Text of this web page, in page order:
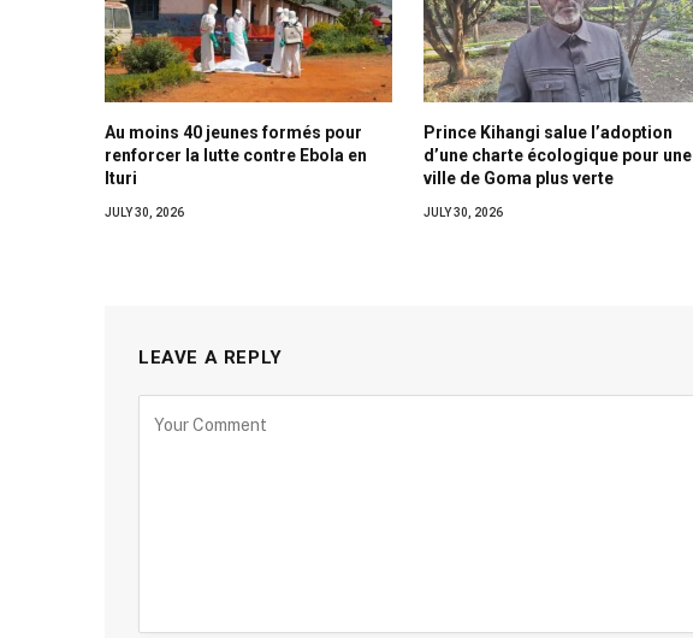
Au moins 40 jeunes formés pour
renforcer la lutte contre Ebola en
Ituri
JULY 30, 2026
Prince Kihangi salue l’adoption
d’une charte écologique pour une
ville de Goma plus verte
JULY 30, 2026
LEAVE A REPLY